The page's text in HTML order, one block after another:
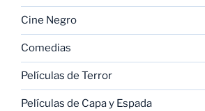
Cine Negro
Comedias
Películas de Terror
Películas de Capa y Espada